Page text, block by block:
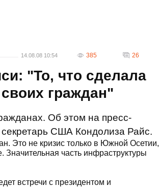
14.08.08 10:54 385 26
"То, что сделала
граждан"
Об этом на пресс-
США Кондолиза Райс.
Это не кризис только в Южной Осетии,
часть инфраструктуры
встречи с президентом и